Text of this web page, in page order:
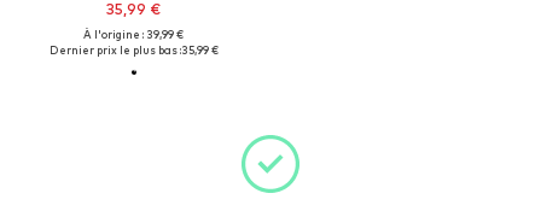
35,99 €
À l'origine : 39,99 €
Dernier prix le plus bas :35,99 €